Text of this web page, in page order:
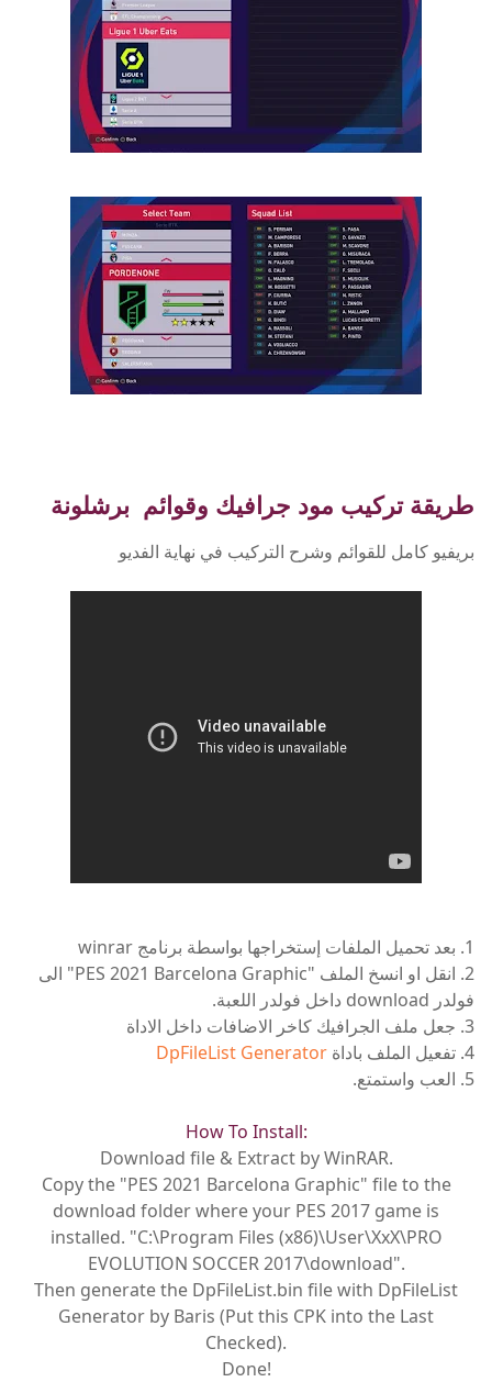
طريقة تركيب مود جرافيك وقوائم برشلونة
بريفيو كامل للقوائم وشرح التركيب في نهاية الفديو
1. بعد تحميل الملفات إستخراجها بواسطة برنامج winrar
2. انقل او انسخ الملف "PES 2021 Barcelona Graphic" الى
فولدر download داخل فولدر اللعبة.
3. جعل ملف الجرافيك كاخر الاضافات داخل الاداة
4. تفعيل الملف باداة
DpFileList Generator
5. العب واستمتع.
How To Install:
Download file & Extract by WinRAR.
Copy the "PES 2021 Barcelona Graphic" file to the
download folder where your PES 2017 game is
installed. "C:\Program Files (x86)\User\XxX\PRO
EVOLUTION SOCCER 2017\download".
Then generate the DpFileList.bin file with DpFileList
Generator by Baris (Put this CPK into the Last
Checked).
Done!